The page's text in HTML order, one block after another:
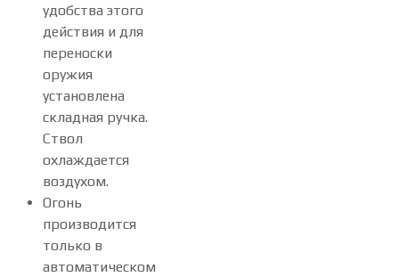
удобства этого
действия и для
переноски
оружия
установлена
складная ручка.
Ствол
охлаждается
воздухом.
Огонь
производится
только в
автоматическом